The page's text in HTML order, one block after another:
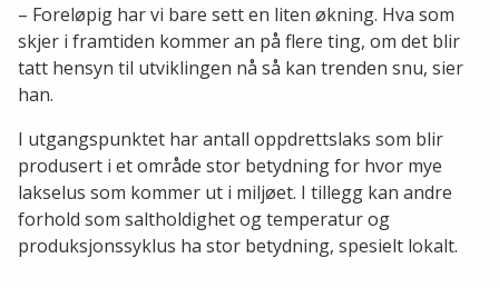
– Foreløpig har vi bare sett en liten økning. Hva som
skjer i framtiden kommer an på flere ting, om det blir
tatt hensyn til utviklingen nå så kan trenden snu, sier
han.
I utgangspunktet har antall oppdrettslaks som blir
produsert i et område stor betydning for hvor mye
lakselus som kommer ut i miljøet. I tillegg kan andre
forhold som saltholdighet og temperatur og
produksjonssyklus ha stor betydning, spesielt lokalt.